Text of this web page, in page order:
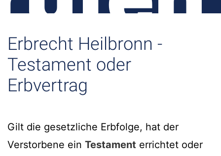
Erbrecht Heilbronn -
Testament oder
Erbvertrag
Gilt die gesetzliche Erbfolge, hat der
Verstorbene ein Testament errichtet oder